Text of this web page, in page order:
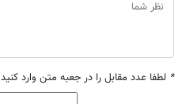
* لطفا عدد مقابل را در جعبه متن وارد کنید